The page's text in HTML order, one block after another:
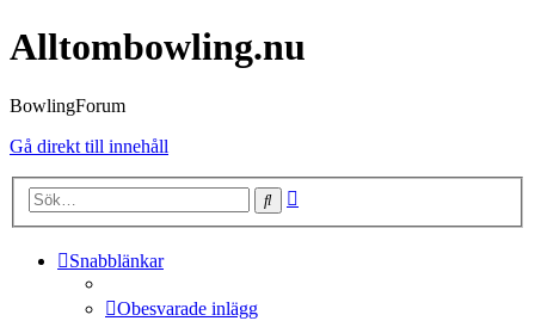
Alltombowling.nu
BowlingForum
Gå direkt till innehåll
Sök
Snabblänkar
Obesvarade inlägg